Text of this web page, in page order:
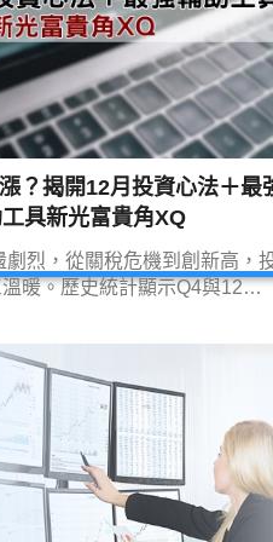
？揭開12月投資心法＋最
具新光富貴角XQ
劇烈，從關稅危機到創新高，
暖。歷史統計顯示Q4與12月
你掌握年底行情重點，並介紹
下單系統，從籌碼分析、主
能，協助投資人提高勝率、找